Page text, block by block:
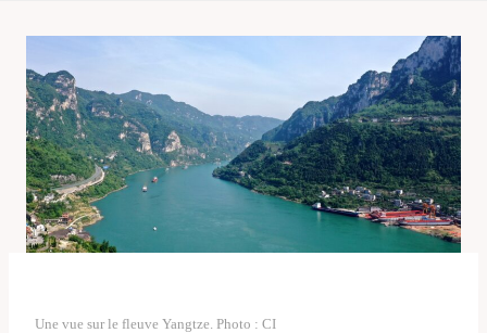
Une vue sur le fleuve Yangtze. Photo : CI